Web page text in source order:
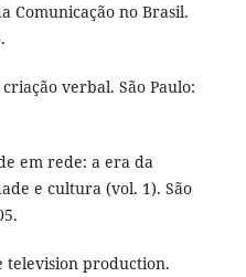
Comunicação no Brasil.
verbal. São Paulo:
em rede: a era da
e cultura (vol. 1). São
television production.